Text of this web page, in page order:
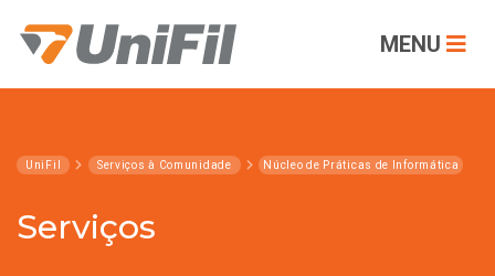
MENU
UniFil Serviços à Comunidade Núcleo de Práticas de Informática
Serviços